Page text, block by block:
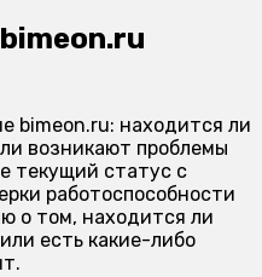
bimeon.ru: находится ли
возникают проблемы
текущий статус с
работоспособности
о том, находится ли
есть какие-либо